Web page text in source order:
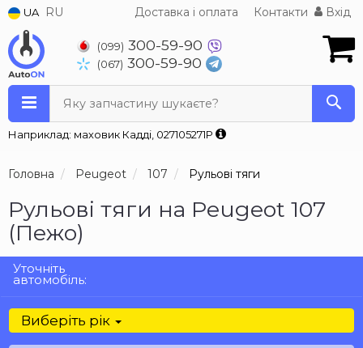
UA RU Доставка і оплата Контакти Вхід
(099) 300-59-90
(067) 300-59-90
Яку запчастину шукаєте?
Наприклад: маховик Кадді, 027105271P
Головна Peugeot 107 Рульові тяги
Рульові тяги на Peugeot 107
(Пежо)
Уточніть
автомобіль:
Виберіть рік